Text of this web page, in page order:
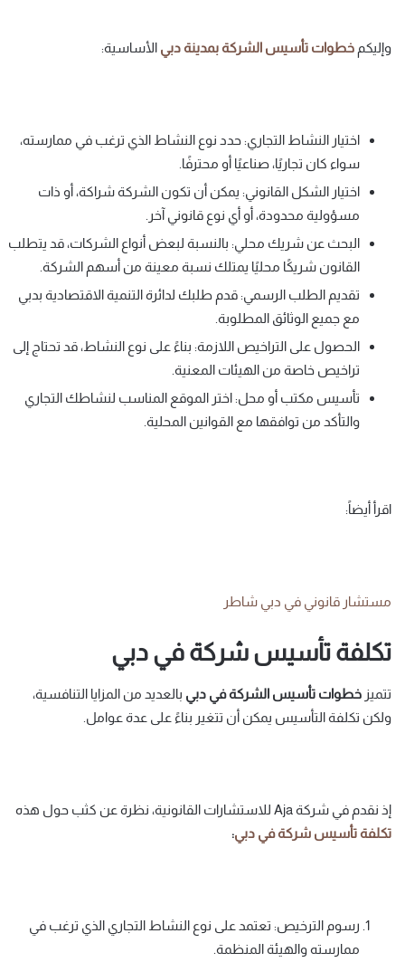
وإليكم خطوات تأسيس الشركة بمدينة دبي الأساسية:
اختيار النشاط التجاري: حدد نوع النشاط الذي ترغب في ممارسته،
سواء كان تجاريًا، صناعيًا أو محترفًا.
اختيار الشكل القانوني: يمكن أن تكون الشركة شراكة، أو ذات
مسؤولية محدودة، أو أي نوع قانوني آخر.
البحث عن شريك محلي: بالنسبة لبعض أنواع الشركات، قد يتطلب
القانون شريكًا محليًا يمتلك نسبة معينة من أسهم الشركة.
تقديم الطلب الرسمي: قدم طلبك لدائرة التنمية الاقتصادية بدبي
مع جميع الوثائق المطلوبة.
الحصول على التراخيص اللازمة: بناءً على نوع النشاط، قد تحتاج إلى
تراخيص خاصة من الهيئات المعنية.
تأسيس مكتب أو محل: اختر الموقع المناسب لنشاطك التجاري
والتأكد من توافقها مع القوانين المحلية.
اقرأ أيضاً:
مستشار قانوني في دبي شاطر
تكلفة تأسيس شركة في دبي
تتميز خطوات تأسيس الشركة في دبي بالعديد من المزايا التنافسية،
ولكن تكلفة التأسيس يمكن أن تتغير بناءً على عدة عوامل.
إذ نقدم في شركة Aja للاستشارات القانونية، نظرة عن كثب حول هذه
تكلفة تأسيس شركة في دبي:
رسوم الترخيص: تعتمد على نوع النشاط التجاري الذي ترغب في
ممارسته والهيئة المنظمة.